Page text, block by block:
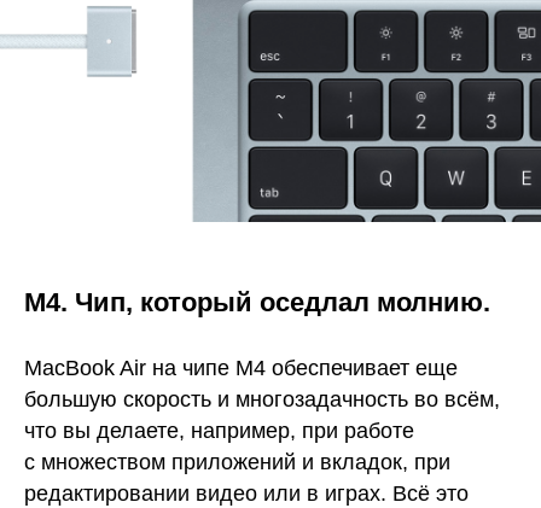
М4. Чип, который оседлал молнию.
MacBook Air на чипе M4 обеспечивает еще
большую скорость и многозадачность во всём,
что вы делаете, например, при работе
с множеством приложений и вкладок, при
редактировании видео или в играх. Всё это